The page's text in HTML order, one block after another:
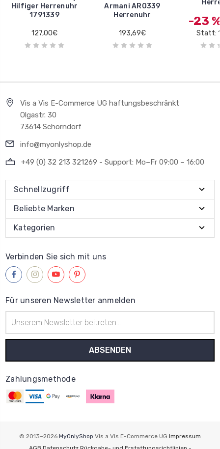
Hilfiger Herrenuhr
1791339
127,00€
Armani AR0339
Herrenuhr
193,69€
-23
Statt:
Vis a Vis E-Commerce UG haftungsbeschränkt
Olgastr. 30
73614 Schorndorf
info@myonlyshop.de
+49 (0) 32 213 321269 - Support: Mo–Fr 09:00 – 16:00
Schnellzugriff
Beliebte Marken
Kategorien
Verbinden Sie sich mit uns
Für unseren Newsletter anmelden
Mail-
Adresse
Zahlungsmethode
© 2013–2026 MyOnlyShop Vis a Vis E-Commerce UG Impressum